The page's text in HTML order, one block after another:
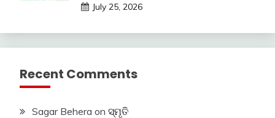
July 25, 2026
Recent Comments
Sagar Behera on ସ୍ମୃତି